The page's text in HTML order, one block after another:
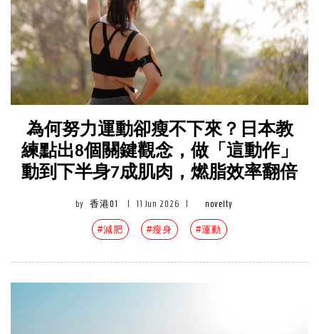
為何努力運動卻瘦不下來？日本教
練點出8個關鍵觀念，做「這動作」
動到下半身7成肌肉，燃脂效率翻倍
by 香港01 11 Jun 2026 novelty
#減肥 #瘦身 #運動